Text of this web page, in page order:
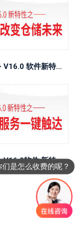
用友U8+ V16.0 软件新特性之智能改变仓储未来
用友U8+ V16.0软件 新特性之融资服务一键触达
们是怎么收费的呢？